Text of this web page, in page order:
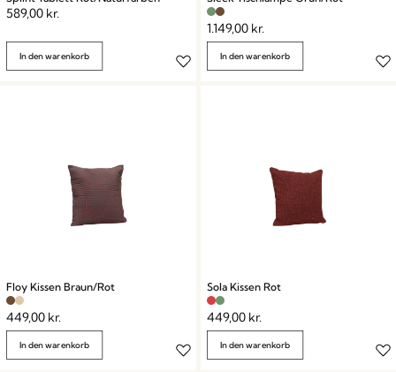
589,00 kr.
In den warenkorb
1.149,00 kr.
In den warenkorb
Floy Kissen Braun/Rot
449,00 kr.
In den warenkorb
Sola Kissen Rot
449,00 kr.
In den warenkorb